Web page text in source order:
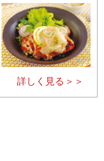
詳しく見る＞＞